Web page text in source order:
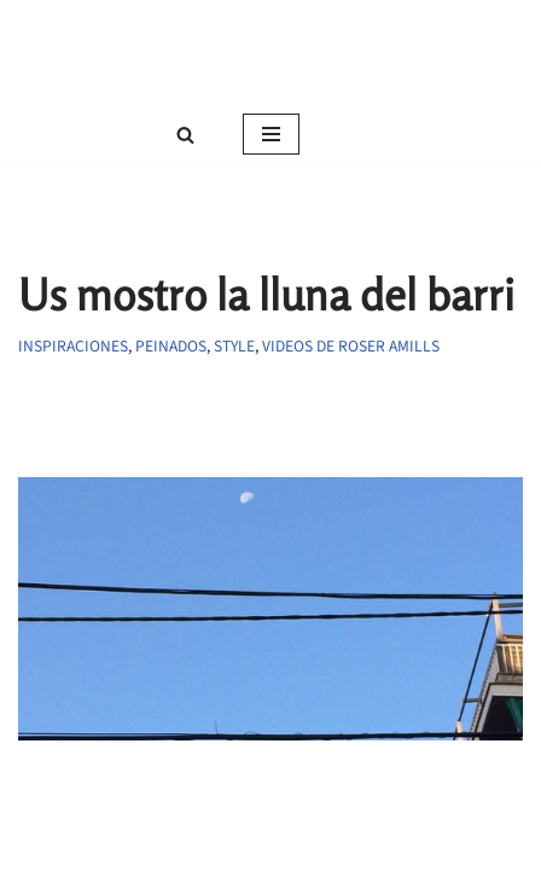
Us mostro la lluna del barri
INSPIRACIONES, PEINADOS,STYLE,VIDEOS DE ROSER AMILLS